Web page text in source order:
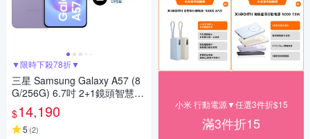
▼限時下殺78折▼
三星 Samsung Galaxy A57 (8
G/256G) 6.7吋 2+1鏡頭智慧手
機
$14,190
5 (2)
小米 行動電源▼任選3件折$15
滿3件折15